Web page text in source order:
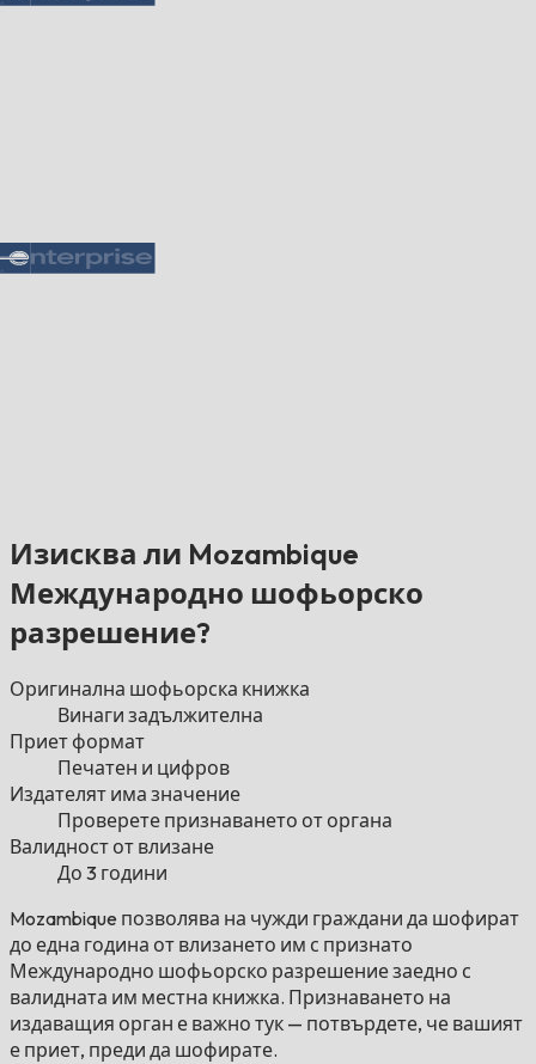
Изисква ли Mozambique
Международно шофьорско
разрешение?
Оригинална шофьорска книжка
Винаги задължителна
Приет формат
Печатен и цифров
Издателят има значение
Проверете признаването от органа
Валидност от влизане
До 3 години
Mozambique позволява на чужди граждани да шофират
до една година от влизането им с признато
Международно шофьорско разрешение заедно с
валидната им местна книжка. Признаването на
издаващия орган е важно тук — потвърдете, че вашият
е приет, преди да шофирате.